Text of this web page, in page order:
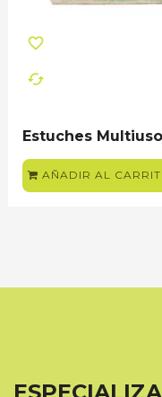
favorite_border
cached
Estuches
AÑADIR AL